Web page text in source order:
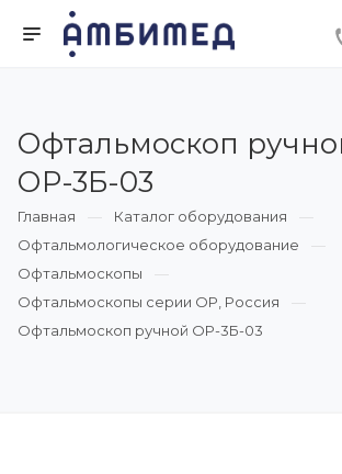
Офтальмоскоп
ОР-3Б-03
Главная
Каталог оборудования
Офтальмологическое оборудование
Офтальмоскопы
Офтальмоскопы серии ОР, Россия
Офтальмоскоп ручной ОР-3Б-03